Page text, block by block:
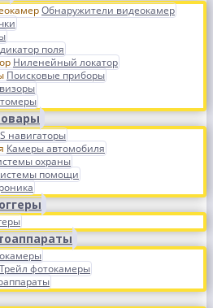
Обнаружители видеокамер
поля
Ниленейный локатор
Поисковые приборы
навигаторы
Камеры автомобиля
охраны
помощи
Трейл фотокамеры